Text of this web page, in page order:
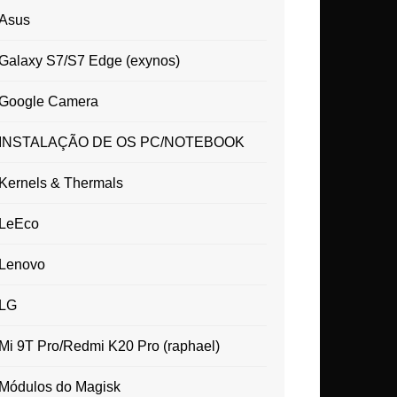
S7/S7 Edge (exynos)
Camera
DE OS PC/NOTEBOOK
& Thermals
9T Pro/Redmi K20 Pro (raphael)
do Magisk